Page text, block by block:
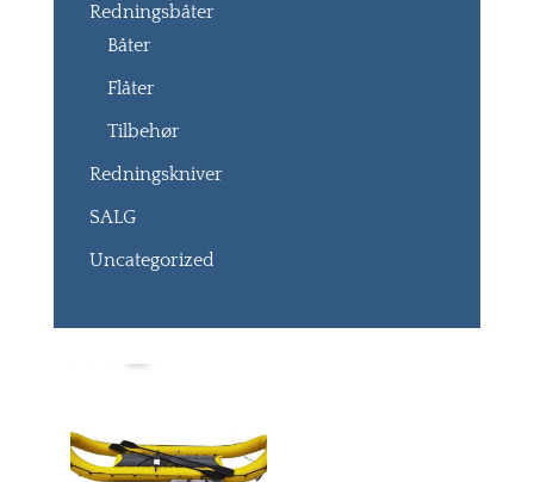
Redningsbåter
Båter
Flåter
Tilbehør
Redningskniver
SALG
Uncategorized